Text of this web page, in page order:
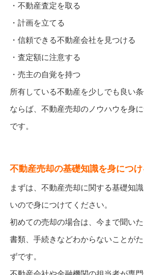
・不動産査定を取る
・計画を立てる
・信頼できる不動産会社を見つける
・査定額に注意する
・売主の自覚を持つ
所有している不動産を少しでも良い
ならば、不動産売却のノウハウを身
です。
不動産売却の基礎知識を身につけ
まずは、不動産売却に関する基礎知
いので身につけてください。
初めての売却の場合は、今まで聞い
書類、手続きなどわからないことが
ずです。